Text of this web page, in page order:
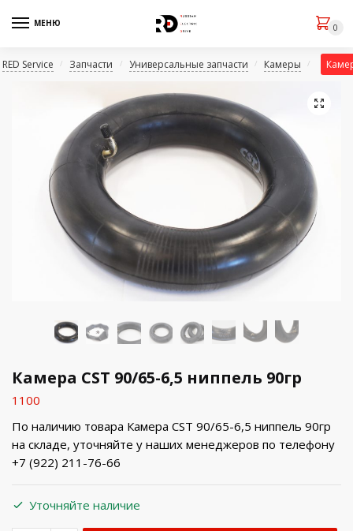
МЕНЮ 0
RED Service / Запчасти / Универсальные запчасти / Камеры /
🔍
Камера CST 90/65-6,5 ниппель 90гр
1100
По наличию товара Камера CST 90/65-6,5 ниппель 90гр
на складе, уточняйте у наших менеджеров по телефону
+7 (922) 211-76-66
Уточняйте наличие